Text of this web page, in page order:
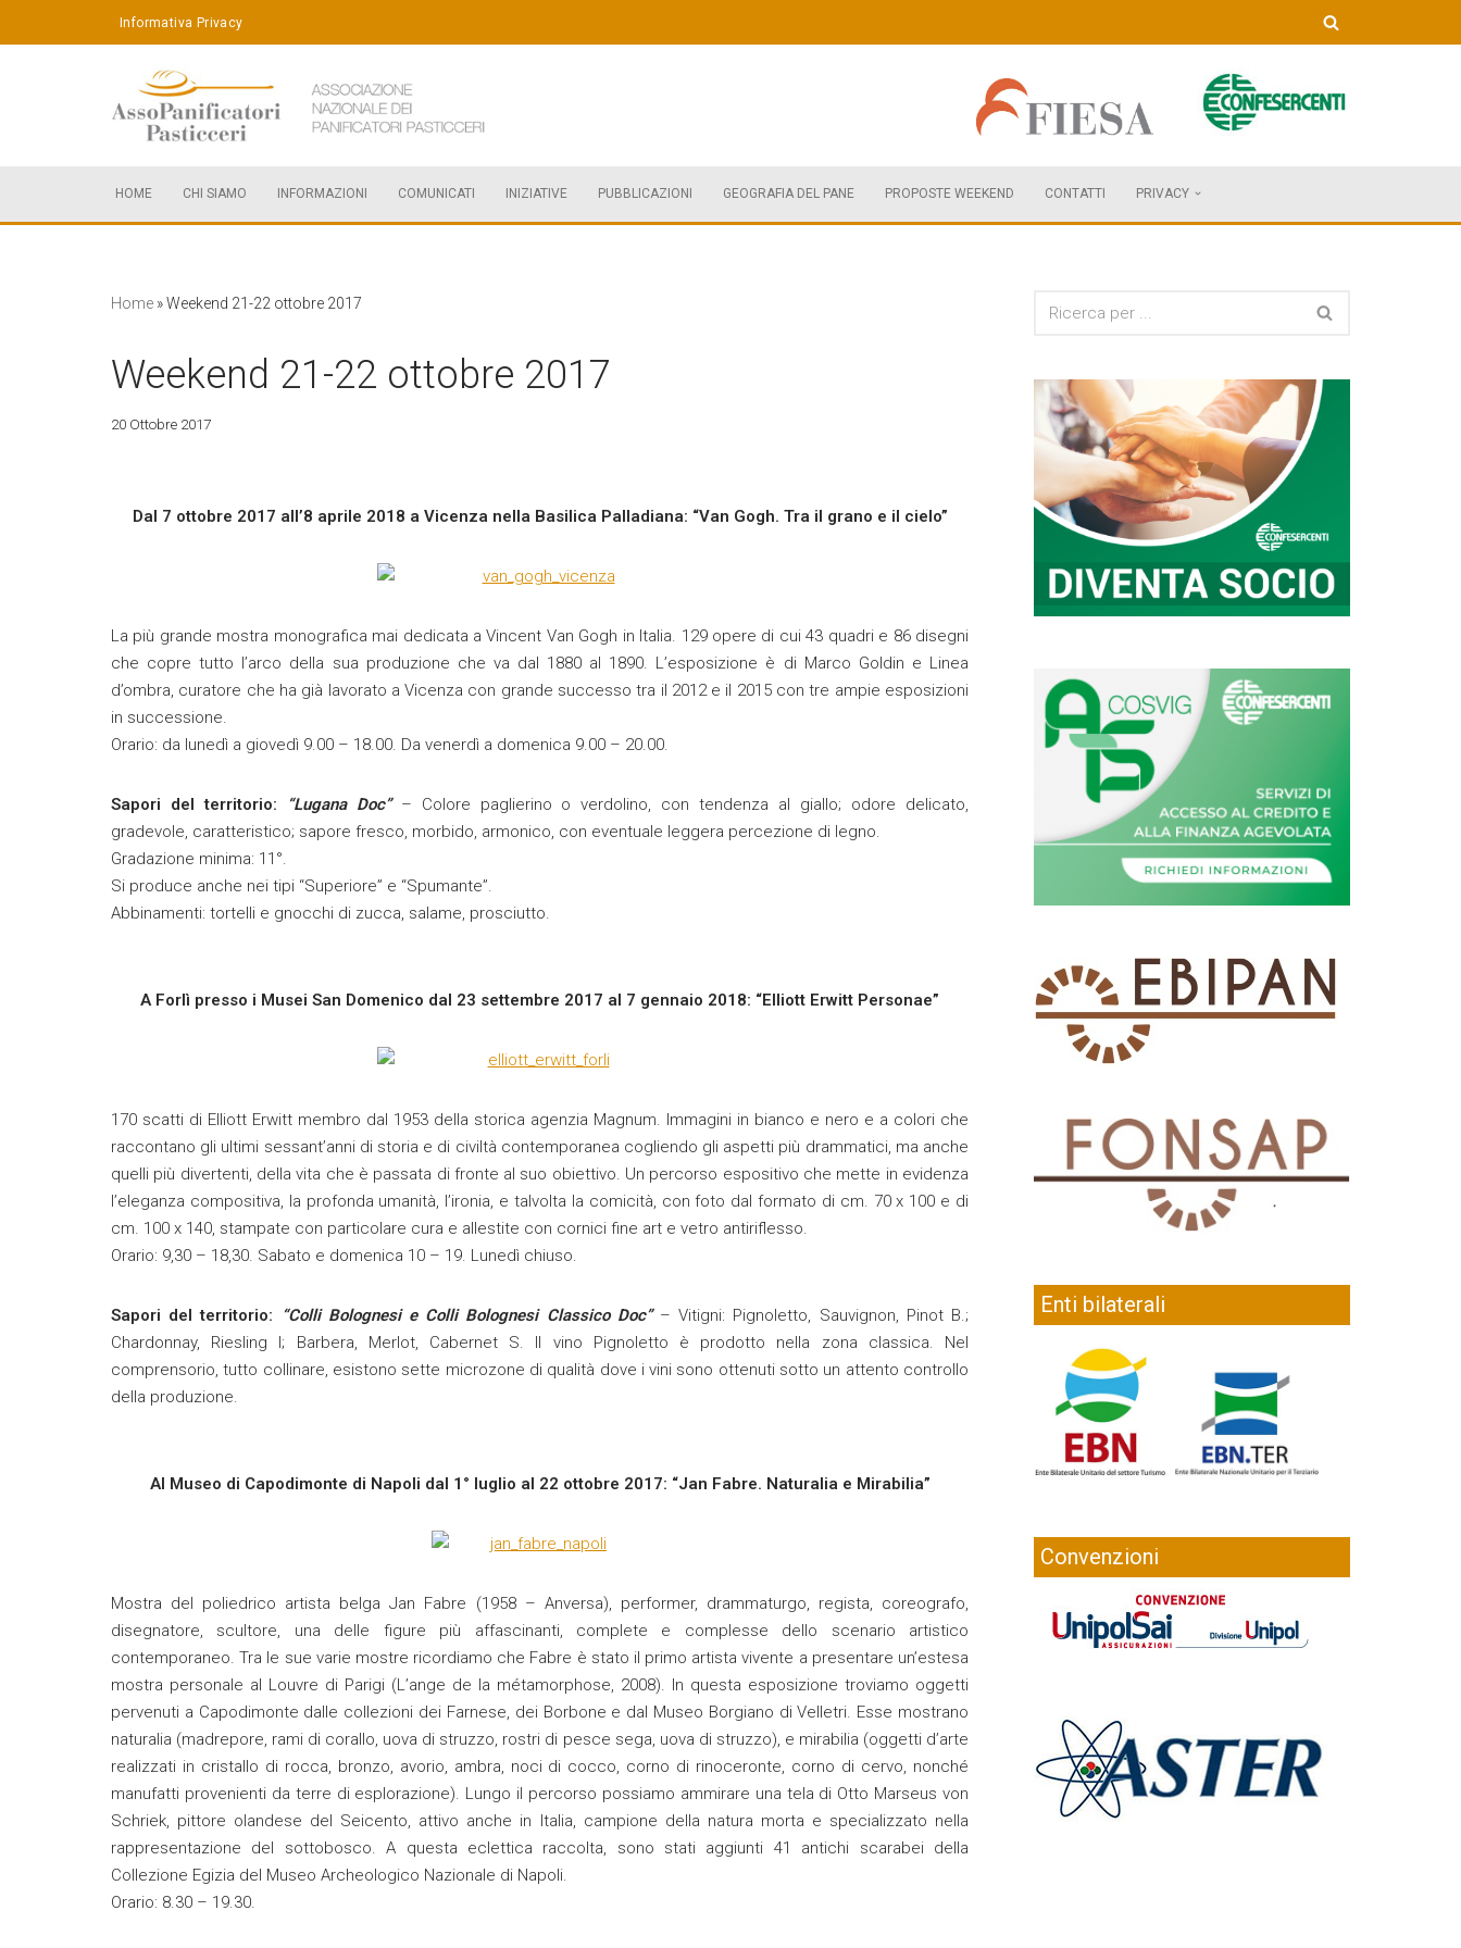
Informativa Privacy
HOME CHI SIAMO INFORMAZIONI COMUNICATI INIZIATIVE PUBBLICAZIONI GEOGRAFIA DEL PANE PROPOSTE WEEKEND CONTATTI PRIVACY
Home »Weekend 21-22 ottobre 2017
Weekend 21-22 ottobre 2017
20 Ottobre 2017
Dal 7 ottobre 2017 all’8 aprile 2018 a Vicenza nella Basilica Palladiana: “Van Gogh. Tra il grano e il cielo”
La più grande mostra monografica mai dedicata a Vincent Van Gogh in Italia. 129 opere di cui 43 quadri e 86 disegni
che copre tutto l’arco della sua produzione che va dal 1880 al 1890. L’esposizione è di Marco Goldin e Linea
d’ombra, curatore che ha già lavorato a Vicenza con grande successo tra il 2012 e il 2015 con tre ampie esposizioni
in successione.
Orario: da lunedì a giovedì 9.00 – 18.00. Da venerdì a domenica 9.00 – 20.00.
Sapori del territorio: “Lugana Doc”– Colore paglierino o verdolino, con tendenza al giallo; odore delicato,
gradevole, caratteristico; sapore fresco, morbido, armonico, con eventuale leggera percezione di legno.
Gradazione minima: 11°.
Si produce anche nei tipi “Superiore” e “Spumante”.
Abbinamenti: tortelli e gnocchi di zucca, salame, prosciutto.
A Forlì presso i Musei San Domenico dal 23 settembre 2017 al 7 gennaio 2018: “Elliott Erwitt Personae”
170 scatti di Elliott Erwitt membro dal 1953 della storica agenzia Magnum. Immagini in bianco e nero e a colori che
raccontano gli ultimi sessant’anni di storia e di civiltà contemporanea cogliendo gli aspetti più drammatici, ma anche
quelli più divertenti, della vita che è passata di fronte al suo obiettivo. Un percorso espositivo che mette in evidenza
l’eleganza compositiva, la profonda umanità, l’ironia, e talvolta la comicità, con foto dal formato di cm. 70 x 100 e di
cm. 100 x 140, stampate con particolare cura e allestite con cornici fine art e vetro antiriflesso.
Orario: 9,30 – 18,30. Sabato e domenica 10 – 19. Lunedì chiuso.
Sapori del territorio: “Colli Bolognesi e Colli Bolognesi Classico Doc”– Vitigni: Pignoletto, Sauvignon, Pinot B.;
Chardonnay, Riesling I; Barbera, Merlot, Cabernet S. Il vino Pignoletto è prodotto nella zona classica. Nel
comprensorio, tutto collinare, esistono sette microzone di qualità dove i vini sono ottenuti sotto un attento controllo
della produzione.
Al Museo di Capodimonte di Napoli dal 1° luglio al 22 ottobre 2017: “Jan Fabre. Naturalia e Mirabilia”
Mostra del poliedrico artista belga Jan Fabre (1958 – Anversa), performer, drammaturgo, regista, coreografo,
disegnatore, scultore, una delle figure più affascinanti, complete e complesse dello scenario artistico
contemporaneo. Tra le sue varie mostre ricordiamo che Fabre è stato il primo artista vivente a presentare un’estesa
mostra personale al Louvre di Parigi (L’ange de la métamorphose, 2008). In questa esposizione troviamo oggetti
pervenuti a Capodimonte dalle collezioni dei Farnese, dei Borbone e dal Museo Borgiano di Velletri. Esse mostrano
naturalia (madrepore, rami di corallo, uova di struzzo, rostri di pesce sega, uova di struzzo), e mirabilia (oggetti d’arte
realizzati in cristallo di rocca, bronzo, avorio, ambra, noci di cocco, corno di rinoceronte, corno di cervo, nonché
manufatti provenienti da terre di esplorazione). Lungo il percorso possiamo ammirare una tela di Otto Marseus von
Schriek, pittore olandese del Seicento, attivo anche in Italia, campione della natura morta e specializzato nella
rappresentazione del sottobosco. A questa eclettica raccolta, sono stati aggiunti 41 antichi scarabei della
Collezione Egizia del Museo Archeologico Nazionale di Napoli.
Orario: 8.30 – 19.30.
Enti bilaterali
Convenzioni